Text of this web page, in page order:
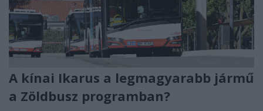
A kínai Ikarus a legmagyarabb jármű
a Zöldbusz programban?